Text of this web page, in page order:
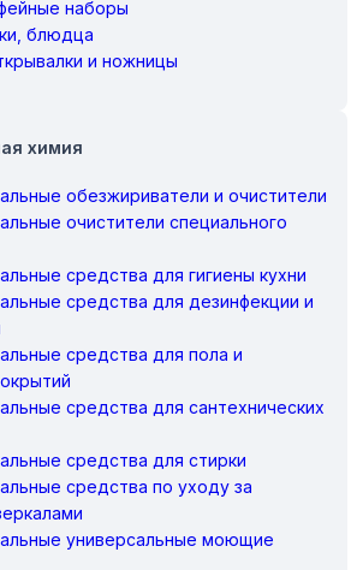
наборы
блюдца
и ножницы
химия
обезжириватели и очистители
очистители специального
средства для гигиены кухни
средства для дезинфекции и
средства для пола и
средства для сантехнических
средства для стирки
средства по уходу за
универсальные моющие